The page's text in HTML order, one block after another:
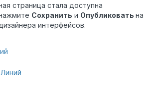
страница стала доступна
Сохранить и Опубликовать на
интерфейсов.